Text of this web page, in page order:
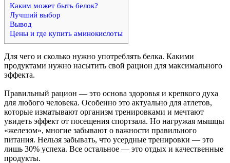
Каким может быть белок?
Лучший выбор
Вывод
Цены и где купить аминокислоты
Для чего и сколько нужно употреблять белка. Какими
продуктами нужно насытить свой рацион для максимального
эффекта.
Правильный рацион — это основа здоровья и крепкого духа
для любого человека. Особенно это актуально для атлетов,
которые изматывают организм тренировками и мечтают
увидеть эффект от посещения спортзала. Но нагружая мышцы
«железом», многие забывают о важности правильного
питания. Нельзя забывать, что усердные тренировки — это
лишь 30% успеха. Все остальное — это отдых и качественные
продукты.